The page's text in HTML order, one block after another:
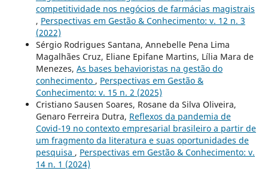
competitividade nos negócios de farmácias magistrais
, Perspectivas em Gestão & Conhecimento: v. 12 n. 3
(2022)
Sérgio Rodrigues Santana, Annebelle Pena Lima
Magalhães Cruz, Eliane Epifane Martins, Lília Mara de
Menezes, As bases behavioristas na gestão do
conhecimento , Perspectivas em Gestão &
Conhecimento: v. 15 n. 2 (2025)
Cristiano Sausen Soares, Rosane da Silva Oliveira,
Genaro Ferreira Dutra, Reflexos da pandemia de
Covid-19 no contexto empresarial brasileiro a partir de
um fragmento da literatura e suas oportunidades de
pesquisa , Perspectivas em Gestão & Conhecimento: v.
14 n. 1 (2024)